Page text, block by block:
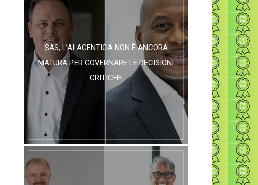
SAS, L’AI AGENTICA NON È ANCORA
MATURA PER GOVERNARE LE DECISIONI
CRITICHE